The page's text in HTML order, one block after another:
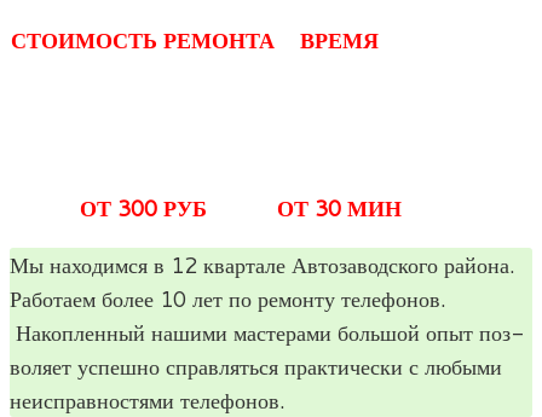
СТОИМОСТЬ РЕМОНТА
ВРЕМЯ
ОТ 300 РУБ
ОТ 30 МИН
Мы нахо­димся в 12 квар­тале Авто­за­вод­ского рай­она.
Рабо­таем более 10 лет по ремонту теле­фо­нов.
Накоп­лен­ный нашими масте­рами боль­шой опыт поз­
во­ляет успешно справ­ляться прак­ти­че­ски с любыми
неис­прав­но­стями телефонов.